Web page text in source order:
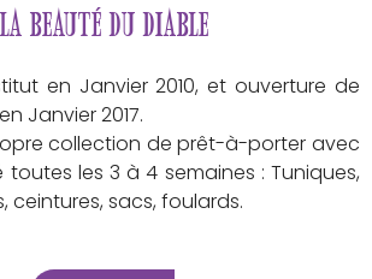
La beauté du diable
en Janvier 2010, et ouverture de
Janvier 2017.
collection de prêt-à-porter avec
les 3 à 4 semaines : Tuniques,
ceintures, sacs, foulards.